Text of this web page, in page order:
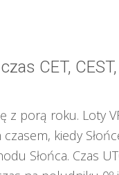
CET,
z porą roku. Loty
kiedy
Słońca. Czas